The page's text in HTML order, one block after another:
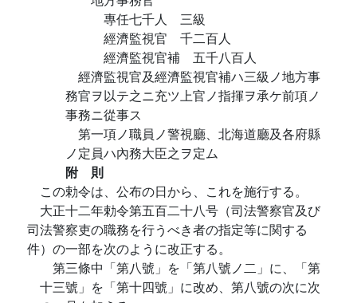
專任七千人 三級
經濟監視官 千二百人
經濟監視官補 五千八百人
經濟監視官及經濟監視官補ハ三級ノ地方事
務官ヲ以テ之ニ充ツ上官ノ指揮ヲ承ケ前項ノ
事務ニ從事ス
第一項ノ職員ノ警視廳、北海道廳及各府縣
ノ定員ハ內務大臣之ヲ定ム
附 則
この勅令は、公布の日から、これを施行する。
大正十二年勅令第五百二十八号（司法警察官及び
司法警察吏の職務を行うべき者の指定等に関する
件）の一部を次のように改正する。
第三條中「第八號」を「第八號ノ二」に、「第
十三號」を「第十四號」に改め、第八號の次に次